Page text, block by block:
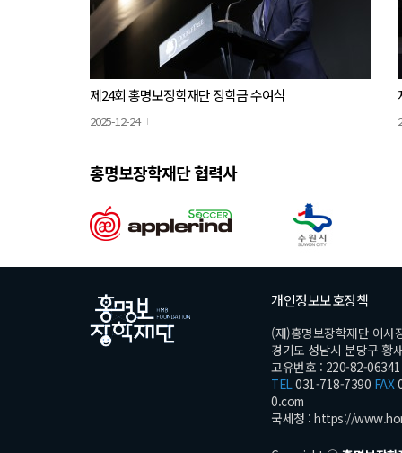
제24회 홍명보장학재단 장학금 수여식
2025-12-24
홍명보장학재단 협력사
개인정보보호정책
(재)홍명보장학재단 이사
경기도 성남시 분당구 황
고유번호 : 220-82-06341
TEL031-718-7390 FAX
0.com
국세청 : https://